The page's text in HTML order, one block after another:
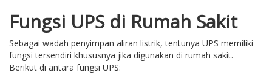
Fungsi UPS di Rumah Sakit
Sebagai wadah penyimpan aliran listrik, tentunya UPS memiliki
fungsi tersendiri khususnya jika digunakan di rumah sakit.
Berikut di antara fungsi UPS: